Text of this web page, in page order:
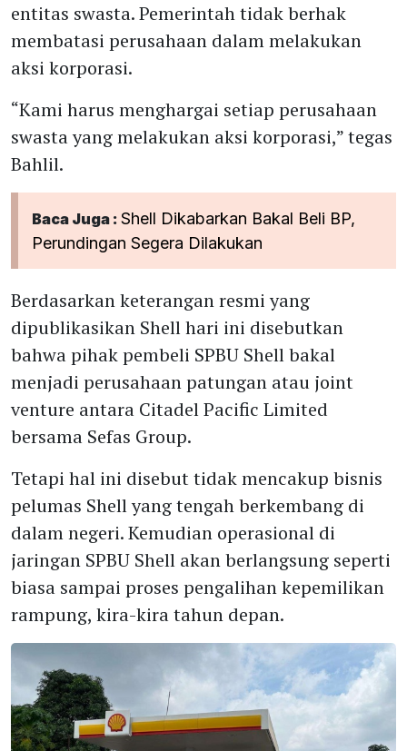
entitas swasta. Pemerintah tidak berhak
membatasi perusahaan dalam melakukan
aksi korporasi.
“Kami harus menghargai setiap perusahaan
swasta yang melakukan aksi korporasi,” tegas
Bahlil.
Baca Juga : Shell Dikabarkan Bakal Beli BP,
Perundingan Segera Dilakukan
Berdasarkan keterangan resmi yang
dipublikasikan Shell hari ini disebutkan
bahwa pihak pembeli SPBU Shell bakal
menjadi perusahaan patungan atau joint
venture antara Citadel Pacific Limited
bersama Sefas Group.
Tetapi hal ini disebut tidak mencakup bisnis
pelumas Shell yang tengah berkembang di
dalam negeri. Kemudian operasional di
jaringan SPBU Shell akan berlangsung seperti
biasa sampai proses pengalihan kepemilikan
rampung, kira-kira tahun depan.